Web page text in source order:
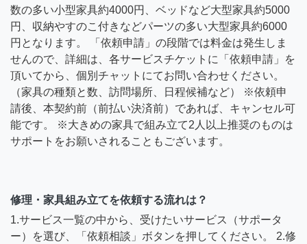
数の多い小型家具約4000円、ベッドなど大型家具約5000
円、収納やすのこ付きなどパーツの多い大型家具約6000
円となります。 「依頼申請」の段階では料金は発生しま
せんので、詳細は、各サービスチケットに「依頼申請」を
頂いてから、個別チャットにてお問い合わせください。
（家具の種類と数、訪問場所、日程候補など） ※依頼申
請後、本契約前（前払い決済前）であれば、キャンセル可
能です。 ※大きめの家具で組み立て2人以上推奨のものは
サポートをお願いされることもございます。
修理・家具組み立てを依頼する流れは？
1.サービス一覧の中から、受けたいサービス（サポータ
ー）を選び、「依頼相談」ボタンを押してください。 2.修